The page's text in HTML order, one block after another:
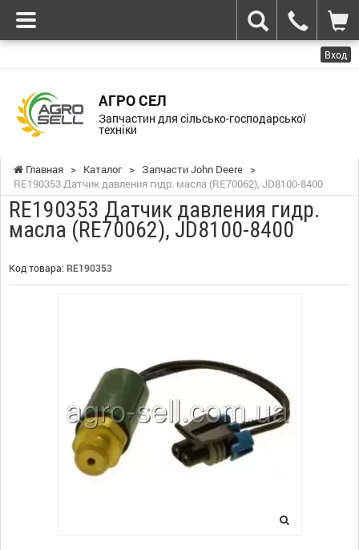
Вход
АГРО СЕЛ
Запчастин для сільсько-господарської
техніки
Главная > Каталог > Запчасти John Deere >
RE190353 Датчик давления гидр. масла (RE70062), JD8100-8400
RE190353 Датчик давления гидр.
масла (RE70062), JD8100-8400
Код товара: RE190353